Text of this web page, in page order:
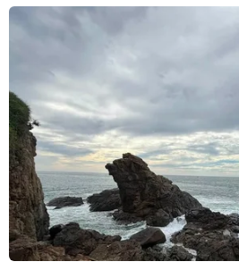
24/07/2026 09:35
Chứng khoán Âu-Mỹ chao đảo
cú sốc kép
24/07/2026 00:42
Xem thêm